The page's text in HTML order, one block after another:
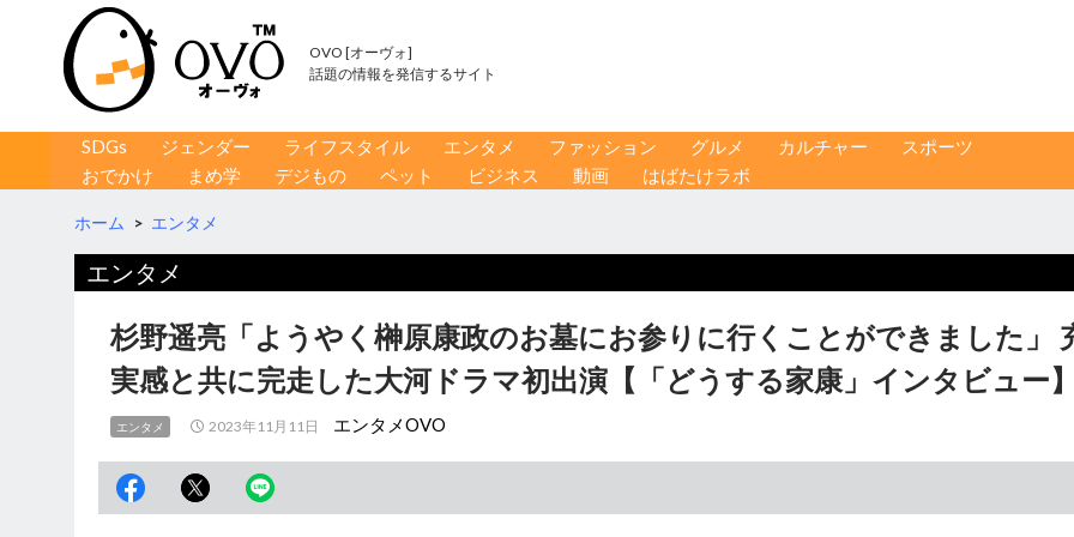
OVO [オーヴォ]
話題の情報を発信するサイト
コンテンツへ移動
SDGs ジェンダー ライフスタイル エンタメ ファッション グルメ カルチャー
スポーツ
おでかけ
まめ学 デジもの ペット ビジネス 動画 はばたけラボ
ホーム > エンタメ
エンタメ
杉野遥亮「ようやく榊原康政のお墓にお参りに行くことができました」
実感と共に完走した大河ドラマ初出演【「どうする家康」インタビュー
エンタメ 2023年11月11日 エンタメOVO